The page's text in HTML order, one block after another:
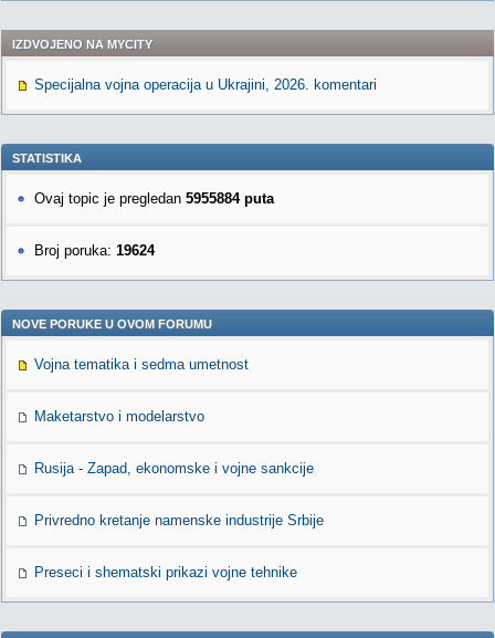
IZDVOJENO NA MYCITY
Specijalna vojna operacija u Ukrajini, 2026. komentari
STATISTIKA
Ovaj topic je pregledan 5955884 puta
Broj poruka: 19624
NOVE PORUKE U OVOM FORUMU
Vojna tematika i sedma umetnost
Maketarstvo i modelarstvo
Rusija - Zapad, ekonomske i vojne sankcije
Privredno kretanje namenske industrije Srbije
Preseci i shematski prikazi vojne tehnike